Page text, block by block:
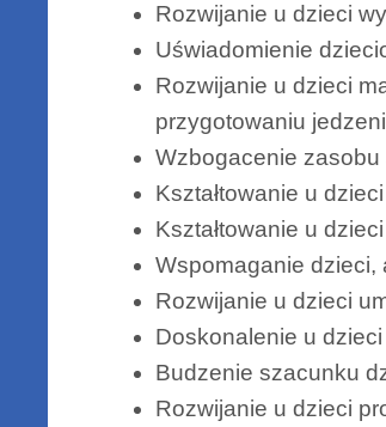
Rozwijanie u dzieci
Uświadomienie
Rozwijanie u dzieci
przygotowaniu
Wzbogacenie zasobu
Kształtowanie u
Kształtowanie u
Wspomaganie dzieci,
Rozwijanie u dzieci
Doskonalenie u
Budzenie szacunku
Rozwijanie u dzieci